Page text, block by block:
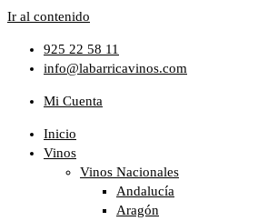
Ir al contenido
925 22 58 11
info@labarricavinos.com
Mi Cuenta
Inicio
Vinos
Vinos Nacionales
Andalucía
Aragón